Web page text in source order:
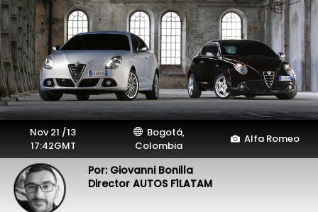
Nov 21 /13
17:42GMT
Bogotá,
Colombia
Alfa Romeo
Por: Giovanni Bonilla
Director AUTOS F1LATAM